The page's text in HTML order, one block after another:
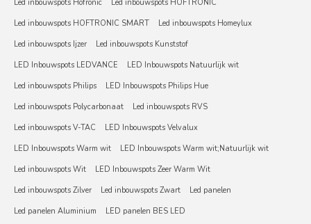
Led inbouwspots Hofronic
Led inbouwspots HOFTRONIC
Led inbouwspots HOFTRONIC SMART
Led inbouwspots Homeylux
Led inbouwspots Ijzer
Led inbouwspots Kunststof
LED Inbouwspots LEDVANCE
LED Inbouwspots Natuurlijk wit
Led inbouwspots Philips
LED Inbouwspots Philips Hue
Led inbouwspots Polycarbonaat
Led inbouwspots RVS
Led inbouwspots V-TAC
LED Inbouwspots Velvalux
LED Inbouwspots Warm wit
LED Inbouwspots Warm wit;Natuurlijk wit
Led inbouwspots Wit
LED Inbouwspots Zeer Warm Wit
Led inbouwspots Zilver
Led inbouwspots Zwart
Led panelen
Led panelen Aluminium
LED panelen BES LED